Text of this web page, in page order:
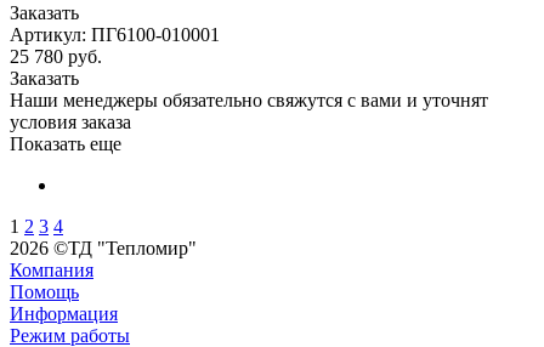
Заказать
Артикул: ПГ6100-010001
25 780 руб.
Заказать
Наши менеджеры обязательно свяжутся с вами и уточнят
условия заказа
Показать еще
1 2 3 4
2026 ©ТД "Тепломир"
Компания
Помощь
Информация
Режим работы